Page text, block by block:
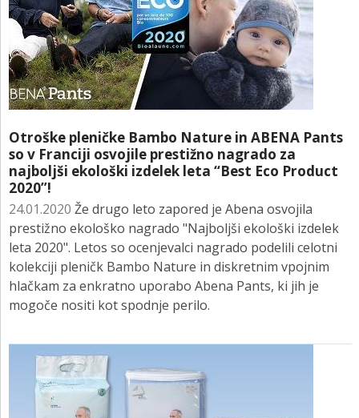
Otroške pleničke Bambo Nature in ABENA Pants
so v Franciji osvojile prestižno nagrado za
najboljši ekološki izdelek leta “Best Eco Product
2020”!
24.01.2020 Že drugo leto zapored je Abena osvojila
prestižno ekološko nagrado "Najboljši ekološki izdelek
leta 2020". Letos so ocenjevalci nagrado podelili celotni
kolekciji pleničk Bambo Nature in diskretnim vpojnim
hlačkam za enkratno uporabo Abena Pants, ki jih je
mogoče nositi kot spodnje perilo.